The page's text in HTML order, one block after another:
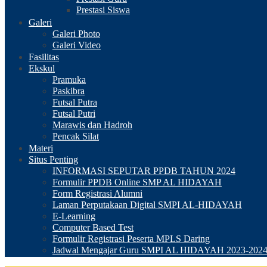
Prestasi Siswa
Galeri
Galeri Photo
Galeri Video
Fasilitas
Ekskul
Pramuka
Paskibra
Futsal Putra
Futsal Putri
Marawis dan Hadroh
Pencak Silat
Materi
Situs Penting
INFORMASI SEPUTAR PPDB TAHUN 2024
Formulir PPDB Online SMP AL HIDAYAH
Form Registrasi Alumni
Laman Perputakaan Digital SMPI AL-HIDAYAH
E-Learning
Computer Based Test
Formulir Registrasi Peserta MPLS Daring
Jadwal Mengajar Guru SMPI AL HIDAYAH 2023-2024